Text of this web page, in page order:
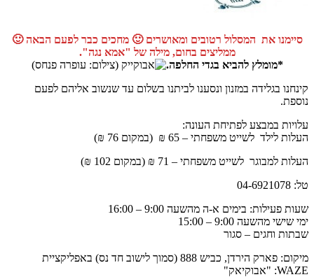
סיימנו את המסלול רטובים ומאושרים 🙂 מחכים כבר לפעם הבאה 🙂
ממליצים בחום, מילה של "אמא נגה".
*מומלץ להביא בגדי החלפה.
קינחנו בגלידה במזנון ונסענו לביתנו בשלום עד שנשוב אליהם לפעם
נוספת.
עלויות במבצע לפתיחת העונה:
העלות לילד לשייט משפחתי – 65 ₪ (במקום 76 ₪)
העלות למבוגר לשייט משפחתי – 71 ₪ (במקום 102 ₪)
טל: 04-6921078
שעות פעילות: בימים א-ה מהשעה 9:00 – 16:00
ימי שישי מהשעה 9:00 – 15:00
שבתות וחגים – סגור
מיקום: פארק הירדן, כביש 888 (סמוך לישוב חד נס) באפליקציית
WAZE: "אבוקיאק"